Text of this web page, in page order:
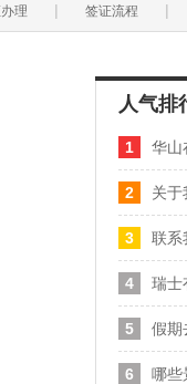
理 | 签证流程 |
人气排
1
华山
概需
2
关于
3 联系
4
瑞士
瑞士
5
假期
6 哪些